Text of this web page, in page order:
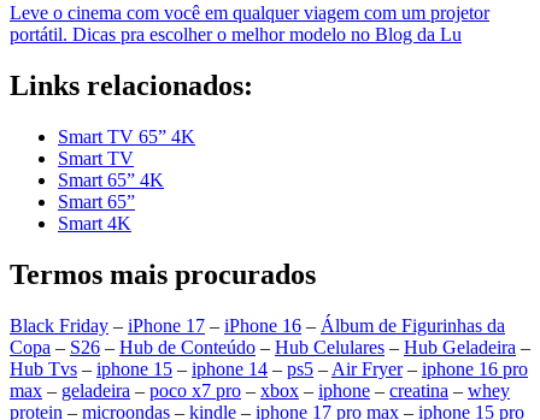
Leve o cinema com você em qualquer viagem com um projetor
portátil. Dicas pra escolher o melhor modelo no Blog da Lu
Links relacionados:
Smart TV 65” 4K
Smart TV
Smart 65” 4K
Smart 65”
Smart 4K
Termos mais procurados
Black Friday – iPhone 17 – iPhone 16 – Álbum de Figurinhas da
Copa – S26 – Hub de Conteúdo – Hub Celulares – Hub Geladeira –
Hub Tvs – iphone 15 – iphone 14 – ps5 – Air Fryer– iphone 16 pro
max – geladeira – poco x7 pro – xbox – iphone – creatina – whey
protein – microondas – kindle – iphone 17 pro max – iphone 15 pro